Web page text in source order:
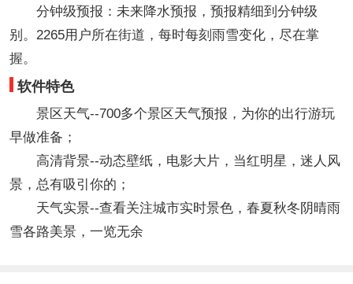
分钟级预报：未来降水预报，预报精细到分钟级
别。2265用户所在街道，每时每刻雨雪变化，尽在掌
握。
软件特色
景区天气--700多个景区天气预报，为你的出行游玩
早做准备；
高清背景--动态壁纸，电影大片，当红明星，迷人风
景，总有吸引你的；
天气实景--查看关注城市实时景色，春夏秋冬阴晴雨
雪各路美景，一览无余